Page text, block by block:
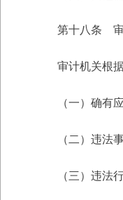
第十八条 审
审计机关根
（一）确有
（二）违法
（三）违法